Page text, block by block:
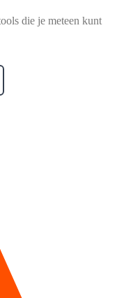
die je meteen kunt